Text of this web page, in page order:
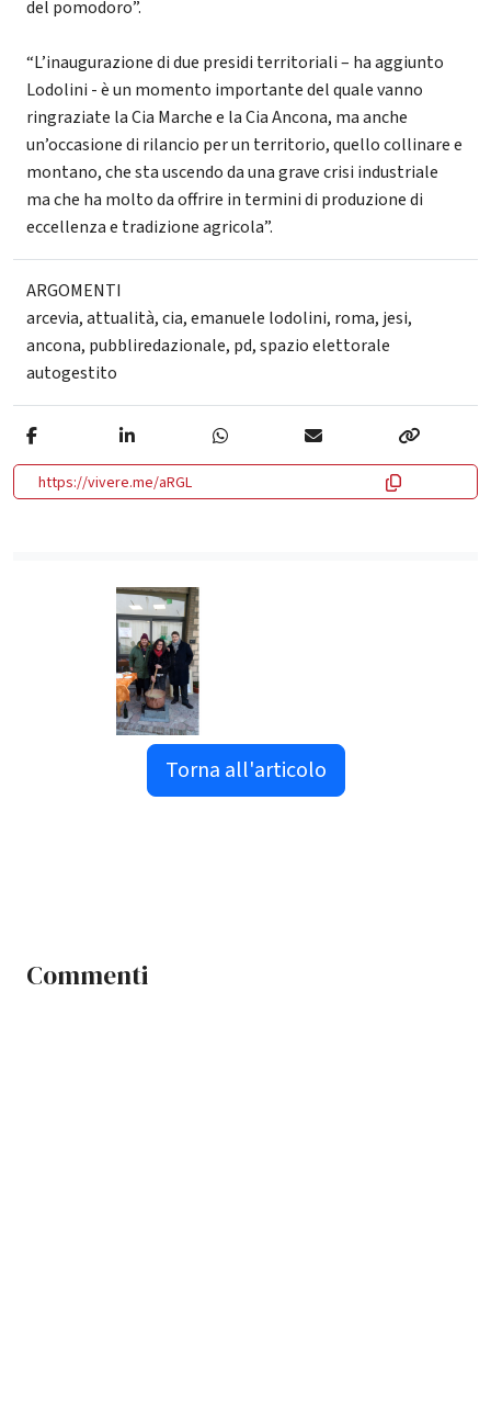
del pomodoro”.
“L’inaugurazione di due presidi territoriali – ha aggiunto
Lodolini - è un momento importante del quale vanno
ringraziate la Cia Marche e la Cia Ancona, ma anche
un’occasione di rilancio per un territorio, quello collinare e
montano, che sta uscendo da una grave crisi industriale
ma che ha molto da offrire in termini di produzione di
eccellenza e tradizione agricola”.
ARGOMENTI
arcevia,attualità,cia,emanuele lodolini, roma, jesi,
ancona, pubbliredazionale, pd,spazio elettorale
autogestito
https://vivere.me/aRGL
Torna all'articolo
Commenti